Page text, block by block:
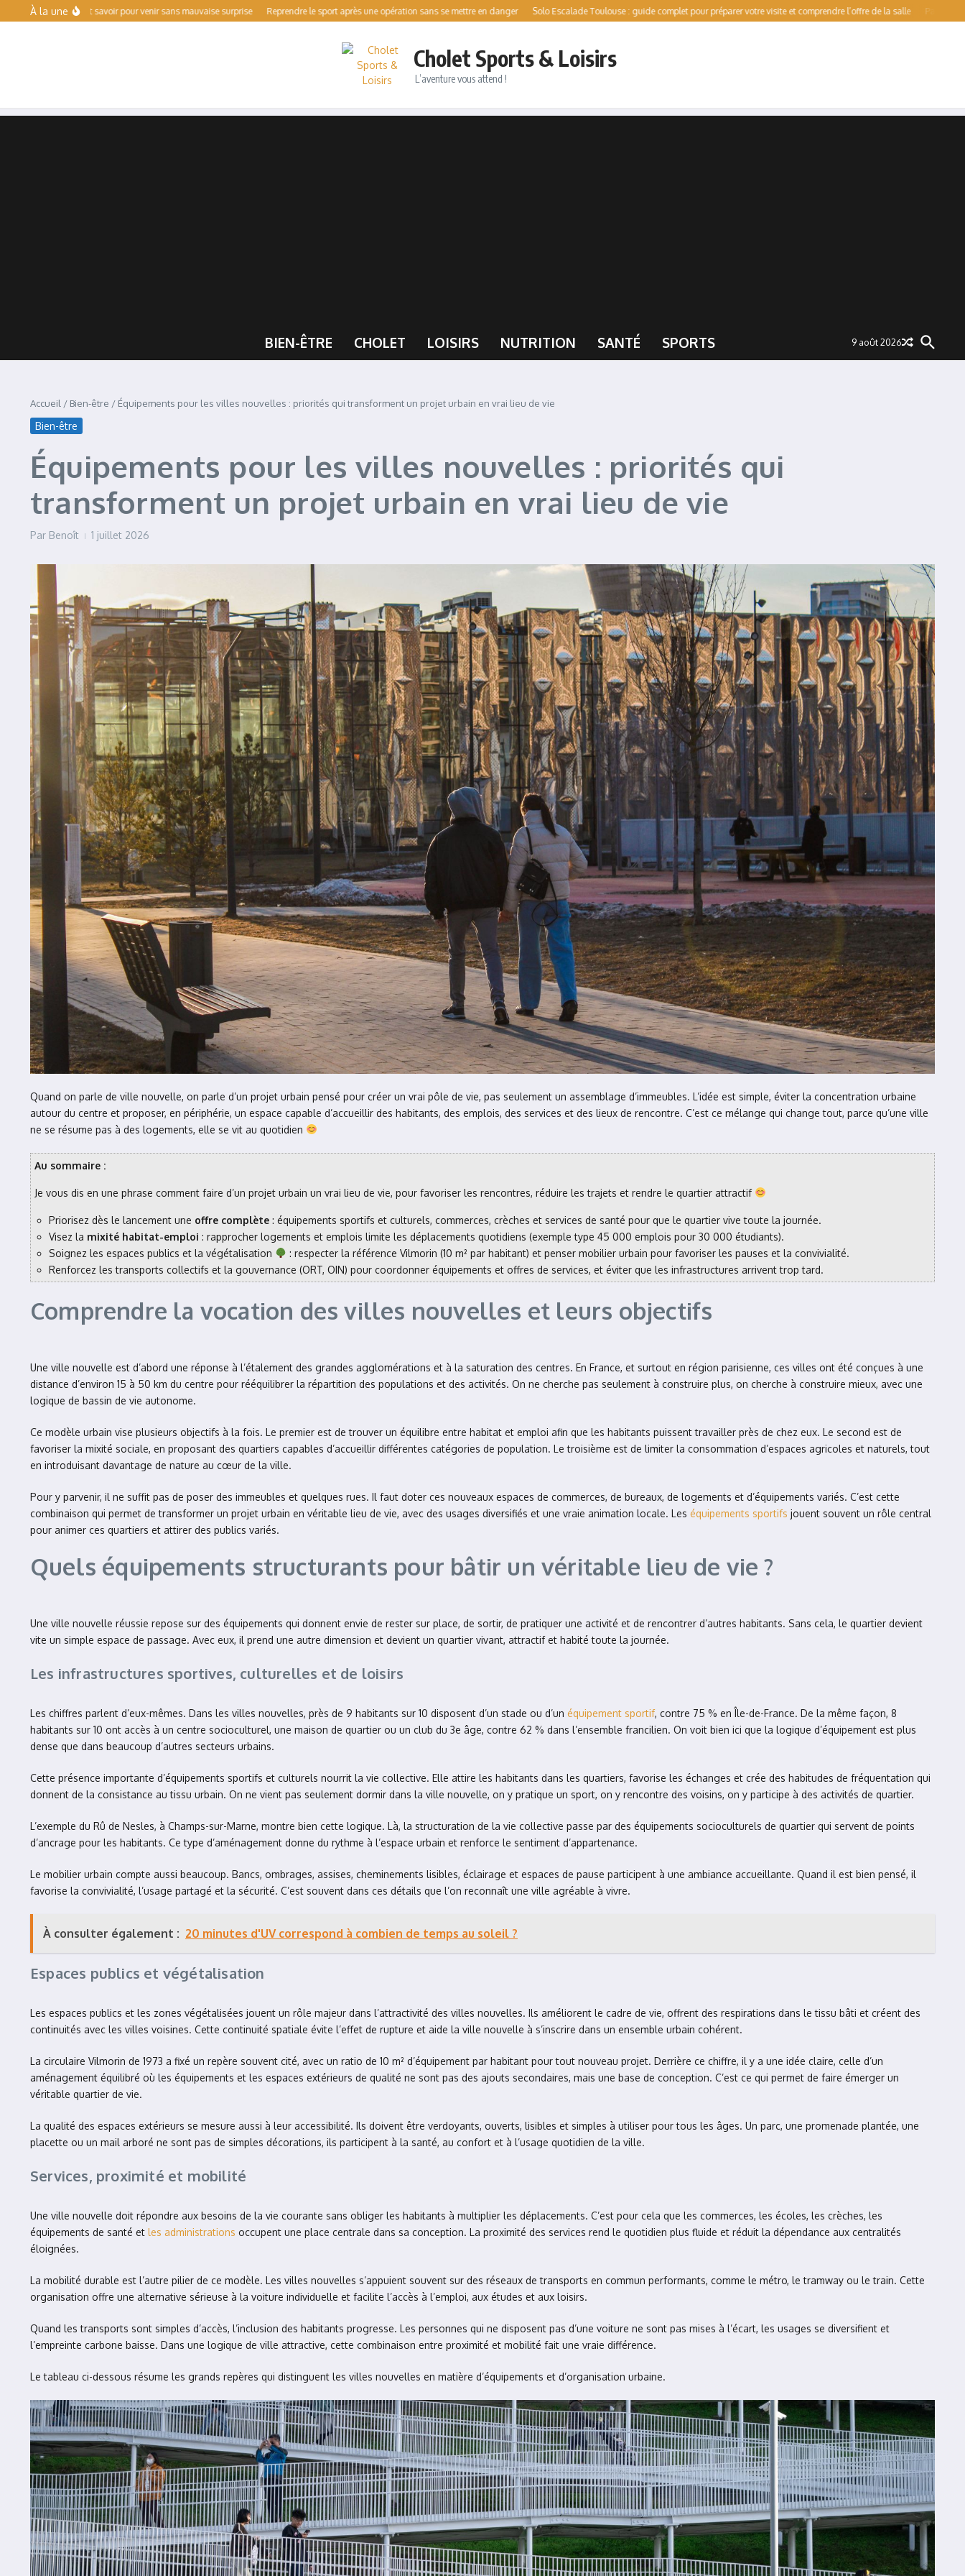
Aller au contenu
À la une
: ce qu’il faut savoir pour venir sans mauvaise surprise Reprendre le sport après une opération sans se mettre en danger Solo Escalade Toulouse : guide complet pour préparer votre visite et comprendre l’offre de la salle Patinoire pour
Cholet Sports & Loisirs
L’aventure vous attend !
BIEN-ÊTRE CHOLET LOISIRS NUTRITION SANTÉ SPORTS 9 août 2026
Accueil / Bien-être / Équipements pour les villes nouvelles : priorités qui transforment un projet urbain en vrai lieu de vie
Bien-être
Équipements pour les villes nouvelles : priorités qui
transforment un projet urbain en vrai lieu de vie
Par Benoît 1 juillet 2026
Quand on parle de ville nouvelle, on parle d’un projet urbain pensé pour créer un vrai pôle de vie, pas seulement un assemblage d’immeubles. L’idée est simple, éviter la concentration urbaine
autour du centre et proposer, en périphérie, un espace capable d’accueillir des habitants, des emplois, des services et des lieux de rencontre. C’est ce mélange qui change tout, parce qu’une ville
ne se résume pas à des logements, elle se vit au quotidien
Au sommaire :
Je vous dis en une phrase comment faire d’un projet urbain un vrai lieu de vie, pour favoriser les rencontres, réduire les trajets et rendre le quartier attractif
Priorisez dès le lancement une offre complète : équipements sportifs et culturels, commerces, crèches et services de santé pour que le quartier vive toute la journée.
Visez la mixité habitat-emploi : rapprocher logements et emplois limite les déplacements quotidiens (exemple type 45 000 emplois pour 30 000 étudiants).
Soignez les espaces publics et la végétalisation
: respecter la référence Vilmorin (10 m² par habitant) et penser mobilier urbain pour favoriser les pauses et la convivialité.
Renforcez les transports collectifs et la gouvernance (ORT, OIN) pour coordonner équipements et offres de services, et éviter que les infrastructures arrivent trop tard.
Comprendre la vocation des villes nouvelles et leurs objectifs
Une ville nouvelle est d’abord une réponse à l’étalement des grandes agglomérations et à la saturation des centres. En France, et surtout en région parisienne, ces villes ont été conçues à une
distance d’environ 15 à 50 km du centre pour rééquilibrer la répartition des populations et des activités. On ne cherche pas seulement à construire plus, on cherche à construire mieux, avec une
logique de bassin de vie autonome.
Ce modèle urbain vise plusieurs objectifs à la fois. Le premier est de trouver un équilibre entre habitat et emploi afin que les habitants puissent travailler près de chez eux. Le second est de
favoriser la mixité sociale, en proposant des quartiers capables d’accueillir différentes catégories de population. Le troisième est de limiter la consommation d’espaces agricoles et naturels, tout
en introduisant davantage de nature au cœur de la ville.
Pour y parvenir, il ne suffit pas de poser des immeubles et quelques rues. Il faut doter ces nouveaux espaces de commerces, de bureaux, de logements et d’équipements variés. C’est cette
combinaison qui permet de transformer un projet urbain en véritable lieu de vie, avec des usages diversifiés et une vraie animation locale. Les équipements sportifs jouent souvent un rôle central
pour animer ces quartiers et attirer des publics variés.
Quels équipements structurants pour bâtir un véritable lieu de vie ?
Une ville nouvelle réussie repose sur des équipements qui donnent envie de rester sur place, de sortir, de pratiquer une activité et de rencontrer d’autres habitants. Sans cela, le quartier devient
vite un simple espace de passage. Avec eux, il prend une autre dimension et devient un quartier vivant, attractif et habité toute la journée.
Les infrastructures sportives, culturelles et de loisirs
Les chiffres parlent d’eux-mêmes. Dans les villes nouvelles, près de 9 habitants sur 10 disposent d’un stade ou d’un équipement sportif, contre 75 % en Île-de-France. De la même façon, 8
habitants sur 10 ont accès à un centre socioculturel, une maison de quartier ou un club du 3e âge, contre 62 % dans l’ensemble francilien. On voit bien ici que la logique d’équipement est plus
dense que dans beaucoup d’autres secteurs urbains.
Cette présence importante d’équipements sportifs et culturels nourrit la vie collective. Elle attire les habitants dans les quartiers, favorise les échanges et crée des habitudes de fréquentation qui
donnent de la consistance au tissu urbain. On ne vient pas seulement dormir dans la ville nouvelle, on y pratique un sport, on y rencontre des voisins, on y participe à des activités de quartier.
L’exemple du Rû de Nesles, à Champs-sur-Marne, montre bien cette logique. Là, la structuration de la vie collective passe par des équipements socioculturels de quartier qui servent de points
d’ancrage pour les habitants. Ce type d’aménagement donne du rythme à l’espace urbain et renforce le sentiment d’appartenance.
Le mobilier urbain compte aussi beaucoup. Bancs, ombrages, assises, cheminements lisibles, éclairage et espaces de pause participent à une ambiance accueillante. Quand il est bien pensé, il
favorise la convivialité, l’usage partagé et la sécurité. C’est souvent dans ces détails que l’on reconnaît une ville agréable à vivre.
À consulter également : 20 minutes d'UV correspond à combien de temps au soleil ?
Espaces publics et végétalisation
Les espaces publics et les zones végétalisées jouent un rôle majeur dans l’attractivité des villes nouvelles. Ils améliorent le cadre de vie, offrent des respirations dans le tissu bâti et créent des
continuités avec les villes voisines. Cette continuité spatiale évite l’effet de rupture et aide la ville nouvelle à s’inscrire dans un ensemble urbain cohérent.
La circulaire Vilmorin de 1973 a fixé un repère souvent cité, avec un ratio de 10 m² d’équipement par habitant pour tout nouveau projet. Derrière ce chiffre, il y a une idée claire, celle d’un
aménagement équilibré où les équipements et les espaces extérieurs de qualité ne sont pas des ajouts secondaires, mais une base de conception. C’est ce qui permet de faire émerger un
véritable quartier de vie.
La qualité des espaces extérieurs se mesure aussi à leur accessibilité. Ils doivent être verdoyants, ouverts, lisibles et simples à utiliser pour tous les âges. Un parc, une promenade plantée, une
placette ou un mail arboré ne sont pas de simples décorations, ils participent à la santé, au confort et à l’usage quotidien de la ville.
Services, proximité et mobilité
Une ville nouvelle doit répondre aux besoins de la vie courante sans obliger les habitants à multiplier les déplacements. C’est pour cela que les commerces, les écoles, les crèches, les
équipements de santé et les administrations occupent une place centrale dans sa conception. La proximité des services rend le quotidien plus fluide et réduit la dépendance aux centralités
éloignées.
La mobilité durable est l’autre pilier de ce modèle. Les villes nouvelles s’appuient souvent sur des réseaux de transports en commun performants, comme le métro, le tramway ou le train. Cette
organisation offre une alternative sérieuse à la voiture individuelle et facilite l’accès à l’emploi, aux études et aux loisirs.
Quand les transports sont simples d’accès, l’inclusion des habitants progresse. Les personnes qui ne disposent pas d’une voiture ne sont pas mises à l’écart, les usages se diversifient et
l’empreinte carbone baisse. Dans une logique de ville attractive, cette combinaison entre proximité et mobilité fait une vraie différence.
Le tableau ci-dessous résume les grands repères qui distinguent les villes nouvelles en matière d’équipements et d’organisation urbaine.